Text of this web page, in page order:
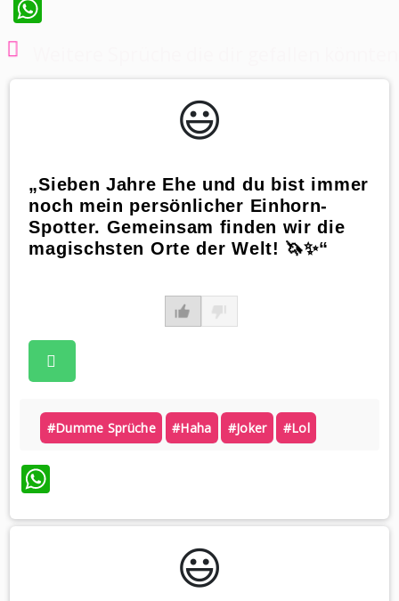
😃️
„Sieben Jahre Ehe und du bist immer
noch mein persönlicher Einhorn-
Spotter. Gemeinsam finden wir die
magischsten Orte der Welt! 🦄✨“
#dumme Sprüche #haha #joker #lol
WhatsApp
😃️